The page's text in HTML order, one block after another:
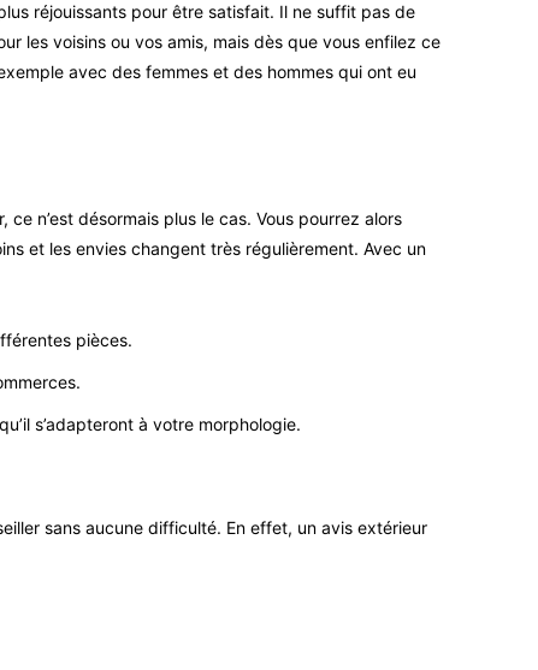
réjouissants pour être satisfait. Il ne suffit pas de
les voisins ou vos amis, mais dès que vous enfilez ce
avec des femmes et des hommes qui ont eu
n’est désormais plus le cas. Vous pourrez alors
et les envies changent très régulièrement. Avec un
pièces.
s’adapteront à votre morphologie.
sans aucune difficulté. En effet, un avis extérieur